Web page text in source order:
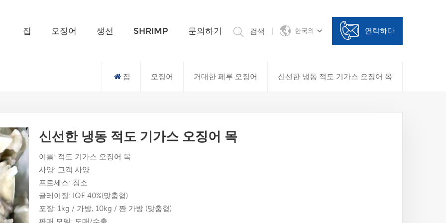
집 오징어 생선 SHRIMP 문의하기 검색 한국의 연락하다
집 오징어 거대한 페루 오징어 신선한 냉동 적도 기가스 오징어 목
신선한 냉동 적도 기가스 오징어 목
이름: 적도 기가스 오징어 목
사양: 고객 사양
프로세스: 청소
글레이징: IQF 40%(맞춤형)
포장: 1kg / 가방, 10kg / 짠 가방 (맞춤형)
판매 모델: 도매/수출